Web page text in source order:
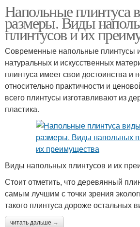
Напольные плинтуса
размеры. Виды
плинтусов и их
Современные напольные плинтусы
натуральных и искусственных
плинтуса имеет свои достоинства и
относительно практичности и
всего плинтусы изготавливают из
пластика.
Виды напольных плинтусов и их
Стоит отметить, что деревянный
самым лучшим с точки зрения
такого плинтуса дороже остальных
читать дальше →